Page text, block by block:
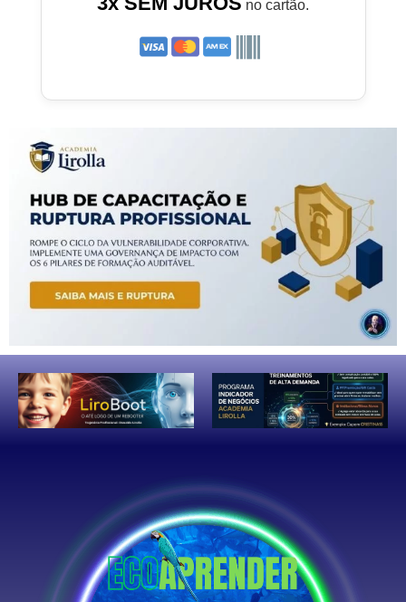
no cartão.